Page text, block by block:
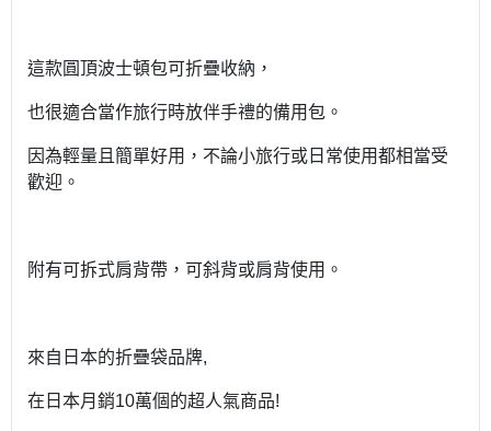
這款圓頂波士頓包可折疊收納，
也很適合當作旅行時放伴手禮的備用包。
因為輕量且簡單好用，不論小旅行或日常使用都相當受
歡迎。
附有可拆式肩背帶，可斜背或肩背使用。
來自日本的折疊袋品牌,
在日本月銷10萬個的超人氣商品!